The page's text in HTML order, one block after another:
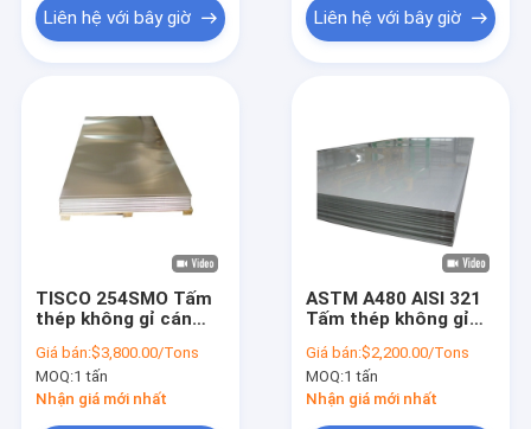
Sản phẩm
Video
Liên hệ với chúng tôi
Liên hệ với bây giờ Liên hệ với bây giờ
TISCO 254SMO Tấm
thép không gỉ cán
5,8m
Giá bán:$3,800.00/Tons
MOQ:1 tấn
Nhận giá mới nhất
ASTM A480 AISI 321
Tấm thép không gỉ
thép không gỉ
Giá bán:$2,200.00/Tons
MOQ:1 tấn
Nhận giá mới nhất